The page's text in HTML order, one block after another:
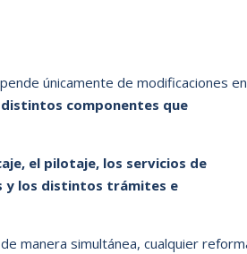
únicamente de modificaciones
componentes que
el pilotaje, los servicios de
y los distintos trámites e
manera simultánea, cualquier